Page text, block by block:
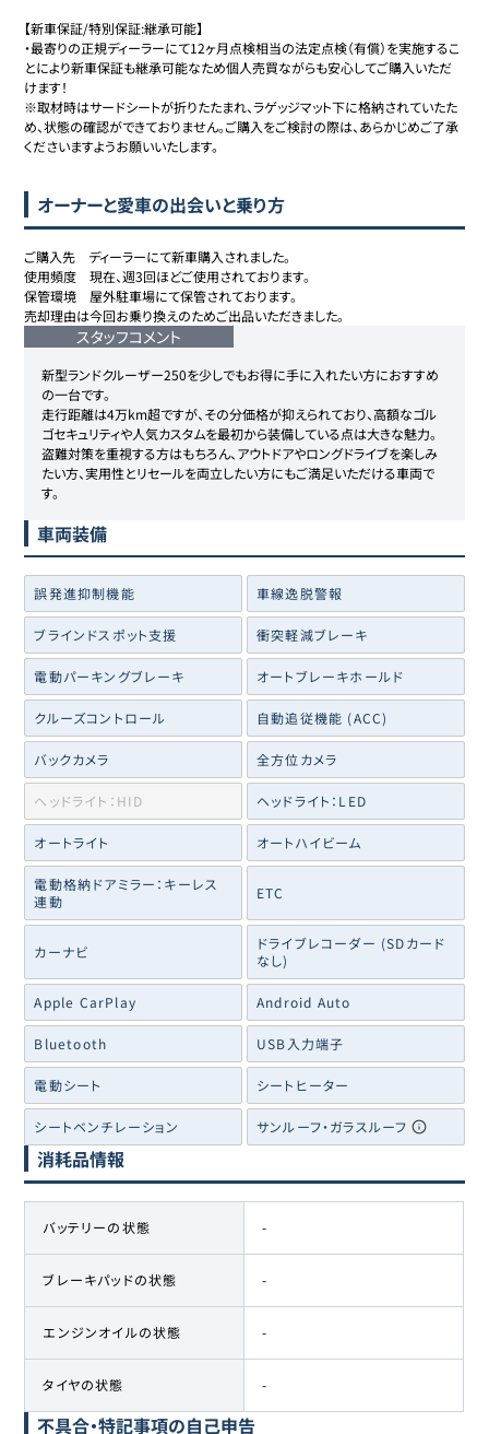
【新車保証/特別保証:継承可能】
・最寄りの正規ディーラーにて12ヶ月点検相当の法定点検（有償）を実施するこ
とにより新車保証も継承可能なため個人売買ながらも安心してご購入いただ
けます！
※取材時はサードシートが折りたたまれ、ラゲッジマット下に格納されていたた
め、状態の確認ができておりません。ご購入をご検討の際は、あらかじめご了承
くださいますようお願いいたします。
オーナーと愛車の出会いと乗り方
ご購入先　ディーラーにて新車購入されました。
使用頻度　現在、週3回ほどご使用されております。
保管環境　屋外駐車場にて保管されております。
売却理由は今回お乗り換えのためご出品いただきました。
スタッフコメント
新型ランドクルーザー250を少しでもお得に手に入れたい方におすすめ
の一台です。
走行距離は4万km超ですが、その分価格が抑えられており、高額なゴル
ゴセキュリティや人気カスタムを最初から装備している点は大きな魅力。
盗難対策を重視する方はもちろん、アウトドアやロングドライブを楽しみ
たい方、実用性とリセールを両立したい方にもご満足いただける車両で
す。
車両装備
誤発進抑制機能 車線逸脱警報
ブラインドスポット支援 衝突軽減ブレーキ
電動パーキングブレーキ オートブレーキホールド
クルーズコントロール 自動追従機能 (ACC)
バックカメラ 全方位カメラ
ヘッドライト：HID ヘッドライト：LED
オートライト オートハイビーム
電動格納ドアミラー：キーレス
連動
ETC
カーナビ
ドライブレコーダー (SDカード
なし)
Apple CarPlay Android Auto
Bluetooth USB入力端子
電動シート シートヒーター
シートベンチレーション サンルーフ・ガラスルーフ
消耗品情報
バッテリーの状態 -
ブレーキパッドの状態 -
エンジンオイルの状態 -
タイヤの状態 -
不具合・特記事項の自己申告